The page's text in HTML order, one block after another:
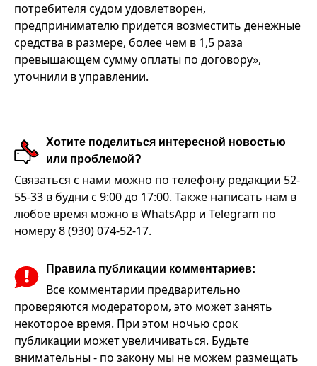
потребителя судом удовлетворен,
предпринимателю придется возместить денежные
средства в размере, более чем в 1,5 раза
превышающем сумму оплаты по договору»,
уточнили в управлении.
Хотите поделиться интересной новостью
или проблемой?
Связаться с нами можно по телефону редакции 52-
55-33 в будни с 9:00 до 17:00. Также написать нам в
любое время можно в WhatsApp и Telegram по
номеру 8 (930) 074-52-17.
Правила публикации комментариев:
Все комментарии предварительно
проверяются модератором, это может занять
некоторое время. При этом ночью срок
публикации может увеличиваться. Будьте
внимательны - по закону мы не можем размещать